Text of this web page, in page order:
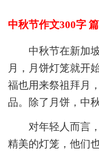
中秋节作文300字
中秋节在新加
月，月饼灯笼就开
福也用来祭祖拜月
品。除了月饼，中
对年轻人而言
精美的灯笼，他们